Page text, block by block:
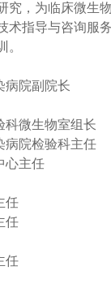
究，为临床微生
术指导与咨询服
。
病院副院长
科微生物室组长
病院检验科主任
心主任
任
任
任